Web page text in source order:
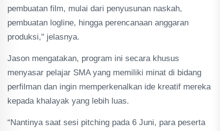
pembuatan film, mulai dari penyusunan naskah,
pembuatan logline, hingga perencanaan anggaran
produksi," jelasnya.
Jason mengatakan, program ini secara khusus
menyasar pelajar SMA yang memiliki minat di bidang
perfilman dan ingin memperkenalkan ide kreatif mereka
kepada khalayak yang lebih luas.
“Nantinya saat sesi pitching pada 6 Juni, para peserta